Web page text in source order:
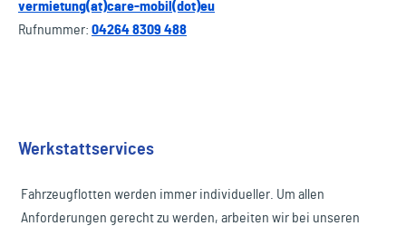
vermietung(at)care-mobil(dot)eu
Rufnummer: 04264 8309 488
Werkstattservices
Fahrzeugflotten werden immer individueller. Um allen
Anforderungen gerecht zu werden, arbeiten wir bei unseren